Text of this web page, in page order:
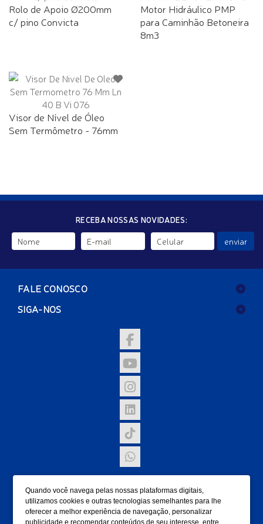
Quando você navega pelas nossas plataformas digitais,
utilizamos cookies e outras tecnologias semelhantes para lhe
oferecer a melhor experiência de navegação, personalizar
publicidade e recomendar conteúdos de seu interesse, entre
Rolo de Apoio Ø200mm
c/ pino Convicta
Motor Hidráulico PMP
para Caminhão Betoneira
8m3
Visor de Nível de Óleo
Sem Termômetro - 76mm
RECEBA NOSSAS NOVIDADES:
enviar
FALE CONOSCO
SIGA-NOS
FORMAS DE PAGAMENTO